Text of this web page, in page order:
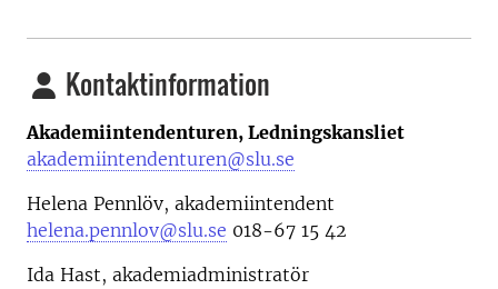
Kontaktinformation
Akademiintendenturen, Ledningskansliet
akademiintendenturen@slu.se
Helena Pennlöv, akademiintendent
helena.pennlov@slu.se 018-67 15 42
Ida Hast, akademiadministratör